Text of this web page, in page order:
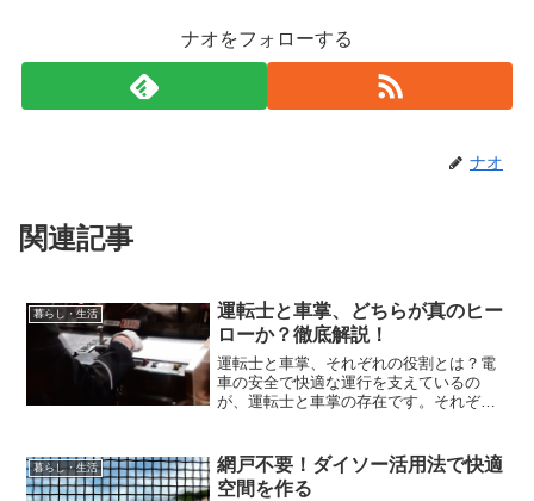
ナオをフォローする
ナオ
関連記事
暮らし・生活
運転士と車掌、どちらが真のヒー
ローか？徹底解説！
運転士と車掌、それぞれの役割とは？電
車の安全で快適な運行を支えているの
が、運転士と車掌の存在です。それぞれ
は、運転士と車掌が日々どのような業務
を担っているのか、その違い...
暮らし・生活
網戸不要！ダイソー活用法で快適
空間を作る